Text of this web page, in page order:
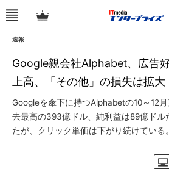
速報
Google親会社Alphabet、広告
上高、「その他」の損失は拡大
Googleを傘下に持つAlphabetの10～12
去最高の393億ドル、純利益は89億ドル
たが、クリック単価は下がり続けている。